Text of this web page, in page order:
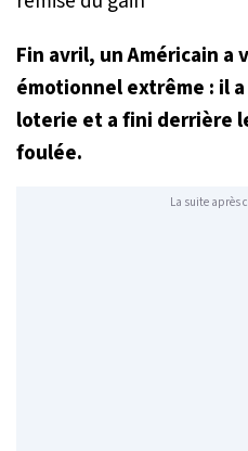
Fin avril, un Américain a
émotionnel extrême : il
loterie et a fini derrière
foulée.
La suite après